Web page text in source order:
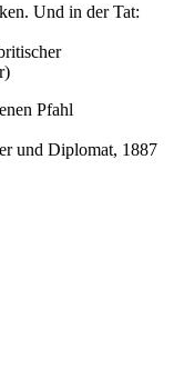
Und in der Tat:
Pfahl
und Diplomat, 1887